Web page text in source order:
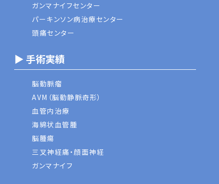
ガンマナイフセンター
パーキンソン病治療センター
頭痛センター
▶ 手術実績
脳動脈瘤
AVM（脳動静脈奇形）
血管内治療
海綿状血管腫
脳腫瘍
三叉神経痛・顔面神経
ガンマナイフ